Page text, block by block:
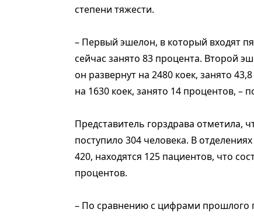
степени тяжести.
– Первый эшелон, в который входят
сейчас занято 83 процента. Второй
он развернут на 2480 коек, занято
на 1630 коек, занято 14 процентов, –
Представитель горздрава отметила,
поступило 304 человека. В
420, находятся 125 пациентов, что
процентов.
– По сравнению с цифрами прошлого